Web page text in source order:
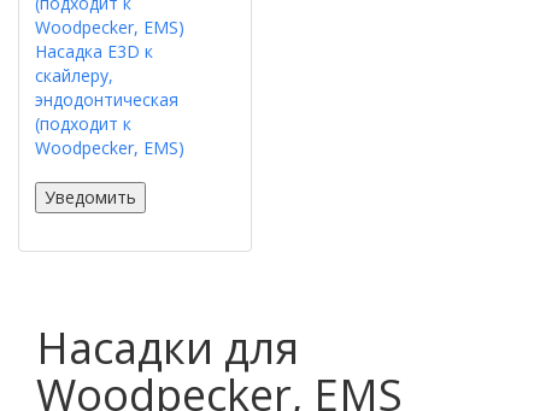
Насадка E3D к
скайлеру,
эндодонтическая
(подходит к
Woodpecker, EMS)
Уведомить
Насадки для
Woodpecker, EMS